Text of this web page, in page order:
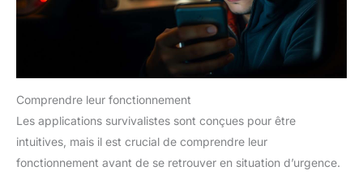
Comprendre leur fonctionnement
Les applications survivalistes sont conçues pour être
intuitives, mais il est crucial de comprendre leur
fonctionnement avant de se retrouver en situation d’urgence.